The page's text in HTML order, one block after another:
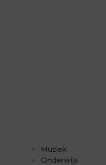
Muziek
Onderwijs